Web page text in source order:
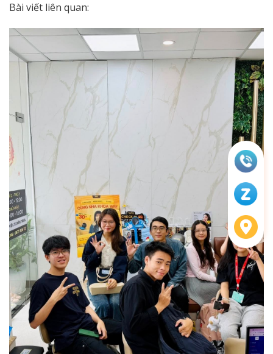
Bài viết liên quan: